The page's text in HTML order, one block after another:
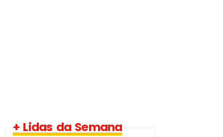
+ Lidas da Semana
-­ Imperatriz/MA